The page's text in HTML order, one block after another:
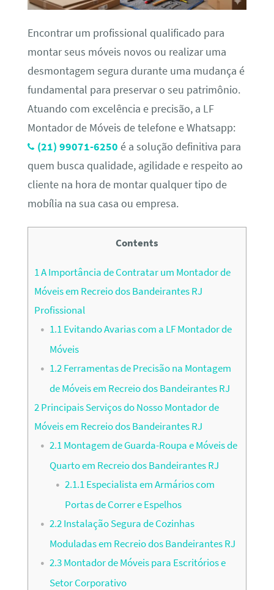
Encontrar um profissional qualificado para
montar seus móveis novos ou realizar uma
desmontagem segura durante uma mudança é
fundamental para preservar o seu patrimônio.
Atuando com excelência e precisão, a LF
Montador de Móveis de telefone e Whatsapp:
(21) 99071-6250 é a solução definitiva para
quem busca qualidade, agilidade e respeito ao
cliente na hora de montar qualquer tipo de
mobília na sua casa ou empresa.
Contents
1A Importância de Contratar um Montador de
Móveis em Recreio dos Bandeirantes RJ
Profissional
1.1Evitando Avarias com a LF Montador de
Móveis
1.2Ferramentas de Precisão na Montagem
de Móveis em Recreio dos Bandeirantes RJ
2Principais Serviços do Nosso Montador de
Móveis em Recreio dos Bandeirantes RJ
2.1Montagem de Guarda-Roupa e Móveis de
Quarto em Recreio dos Bandeirantes RJ
2.1.1Especialista em Armários com
Portas de Correr e Espelhos
2.2Instalação Segura de Cozinhas
Moduladas em Recreio dos Bandeirantes RJ
2.3Montador de Móveis para Escritórios e
Setor Corporativo